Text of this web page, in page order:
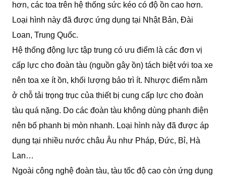
hơn, các toa trên hệ thống sức kéo có độ ồn cao hơn.
Loại hình này đã được ứng dụng tại Nhật Bản, Đài
Loan, Trung Quốc.
Hệ thống động lực tập trung có ưu điểm là các đơn vị
cấp lực cho đoàn tàu (nguồn gây ồn) tách biệt với toa xe
nên toa xe ít ồn, khối lượng bảo trì ít. Nhược điểm nằm
ở chỗ tải trọng trục của thiết bị cung cấp lực cho đoàn
tàu quá nặng. Do các đoàn tàu không dùng phanh điện
nên bố phanh bị mòn nhanh. Loại hình này đã được áp
dụng tại nhiều nước châu Âu như Pháp, Đức, Bỉ, Hà
Lan…
Ngoài công nghệ đoàn tàu, tàu tốc độ cao còn ứng dụng